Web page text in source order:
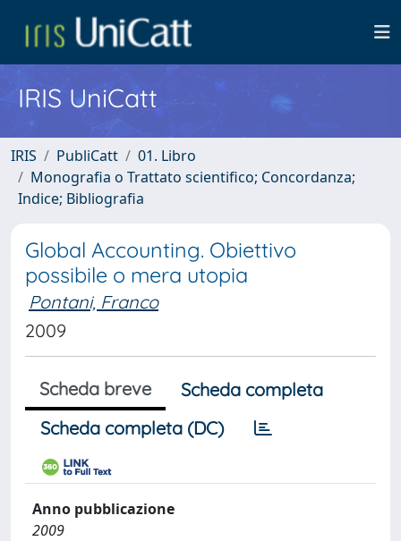
IRIS UniCatt
IRIS PubliCatt
01. Libro
Monografia o Trattato scientifico; Concordanza;
Indice; Bibliografia
Global Accounting. Obiettivo
possibile o mera utopia
Pontani, Franco
2009
Scheda breve
Scheda completa
Scheda completa (DC)
Anno pubblicazione
2009